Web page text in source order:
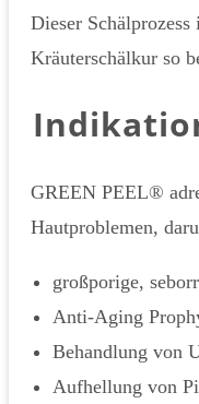
Dieser
Kräuterschälkur so
GREEN PEEL®
Hautproblemen,
großporige,
Anti-Aging
Behandlung von
Aufhellung von